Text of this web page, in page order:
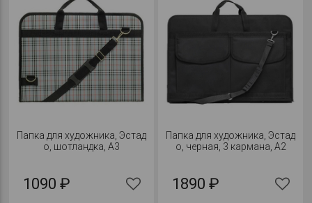
Папка для художника, Эстад
о, шотландка, А3
1090 ₽
Папка для художника, Эстад
о, черная, 3 кармана, А2
1890 ₽